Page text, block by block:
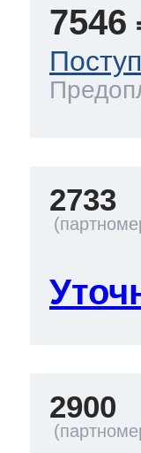
7546
2733
2900